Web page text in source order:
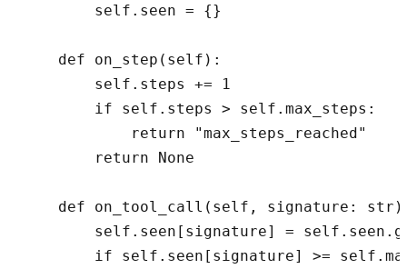
        self.seen = {}
    def on_step(self):
        self.steps += 1
        if self.steps > self.max_steps:
            return "max_steps_reached"
        return None
def on_tool_call(self, signature:
self.seen[signature] =
if self.seen[signature] >=